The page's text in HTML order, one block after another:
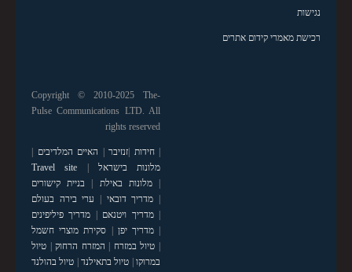
נגישות
רכישת מאמרי קידום אתרים
Copyright © 2010-2025 The-
Pulse Communications LTD. All
rights reserved
|חידות זנזיבר האיים המלדיבים
מלונות בישראל
Travel site
|מלונות באילת
בניית קישורים
מדריך דובאי
ערי בירה בעולם
|מדריך ויטנאם
מדריך פיליפינים
|מדריך יפן
סקירת מוצרי חשמל
טיול במזרח המזרח הרחוק| טיול
במרוקו| טיול בתאילנד| טיול בהולנד